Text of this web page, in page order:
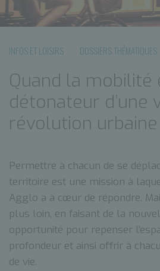
INFOS ET LOISIRS DOSSIERS THÉMATIQUES
Quand la mobilité
détonateur d’une
révolution urbaine
Permettre à chacun de se
territoire est une mission à
Agglo a à cœur de répondre.
plus loin, en faisant de la
opportunité pour repenser
profondeur et ainsi offrir à
de vie.